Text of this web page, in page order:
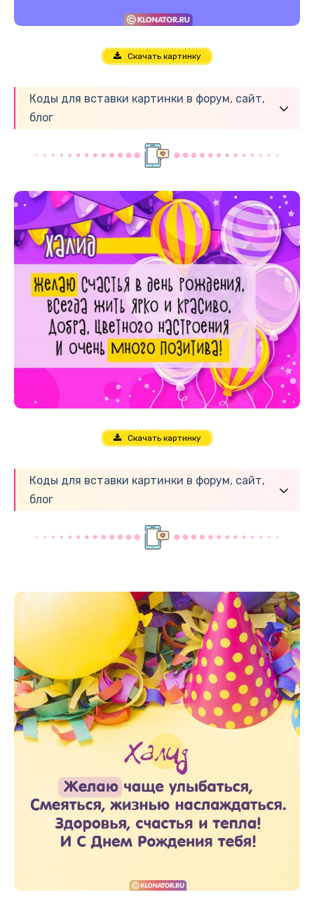
Скачать картинку
Коды для вставки картинки в форум, сайт,
блог
Скачать картинку
Коды для вставки картинки в форум, сайт,
блог